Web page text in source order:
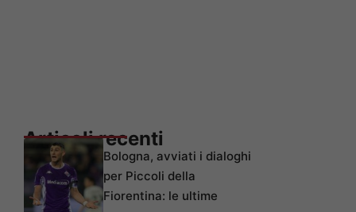
Articoli recenti
Bologna, avviati i dialoghi
per Piccoli della
Fiorentina: le ultime